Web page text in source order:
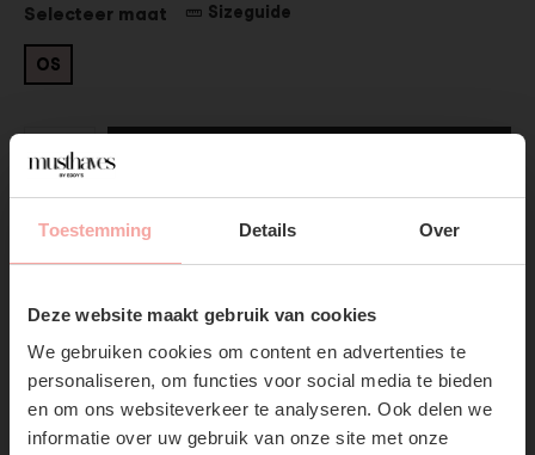
Toestemming Details Over
Deze website maakt gebruik van cookies
We gebruiken cookies om content en advertenties te
personaliseren, om functies voor social media te bieden
en om ons websiteverkeer te analyseren. Ook delen we
informatie over uw gebruik van onze site met onze
SUBSCRIBE NOW & GET
10% OFF YOUR FIRST
ORDER!
Don't miss out on our trendy new drops or exclusive
Selecteer maat Sizeguide
OS
DIRECT BETALEN
Vandaag verzonden?